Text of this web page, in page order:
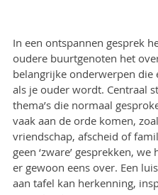
In een ontspannen gesprek
oudere buurtgenoten het
belangrijke onderwerpen die
als je ouder wordt. Centraal
thema’s die normaal
vaak aan de orde komen,
vriendschap, afscheid of
geen ‘zware’ gesprekken, we
er gewoon eens over. Een
aan tafel kan herkenning,